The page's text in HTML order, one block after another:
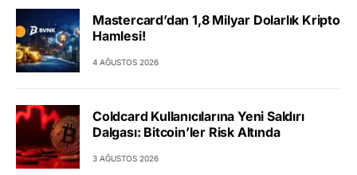
Mastercard’dan 1,8 Milyar Dolarlık Kripto
Hamlesi!
4 AĞUSTOS 2026
Coldcard Kullanıcılarına Yeni Saldırı
Dalgası: Bitcoin’ler Risk Altında
3 AĞUSTOS 2026